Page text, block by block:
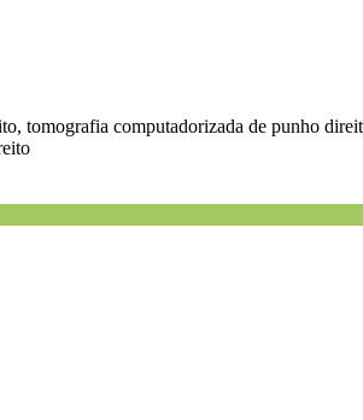
tomografia computadorizada de punho